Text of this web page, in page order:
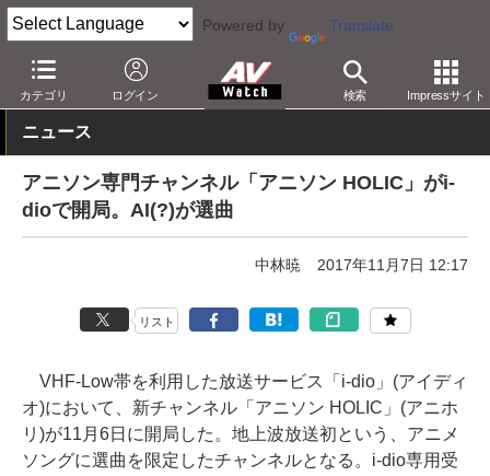
Powered by Translate
カテゴリ ログイン 検索 Impressサイト
AV Watch コンテンツ・サービス 放送 ラジオ
ニュース
アニソン専門チャンネル「アニソン HOLIC」がi-
dioで開局。AI(?)が選曲
中林暁 2017年11月7日 12:17
リスト
VHF-Low帯を利用した放送サービス「i-dio」(アイディ
オ)において、新チャンネル「アニソン HOLIC」(アニホ
リ)が11月6日に開局した。地上波放送初という、アニメ
ソングに選曲を限定したチャンネルとなる。i-dio専用受